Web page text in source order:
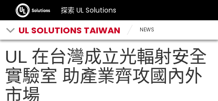
探索 UL Solutions
UL SOLUTIONS TAIWAN NEWS
UL 在台灣成立光輻射安全
實驗室 助產業齊攻國內外
市場